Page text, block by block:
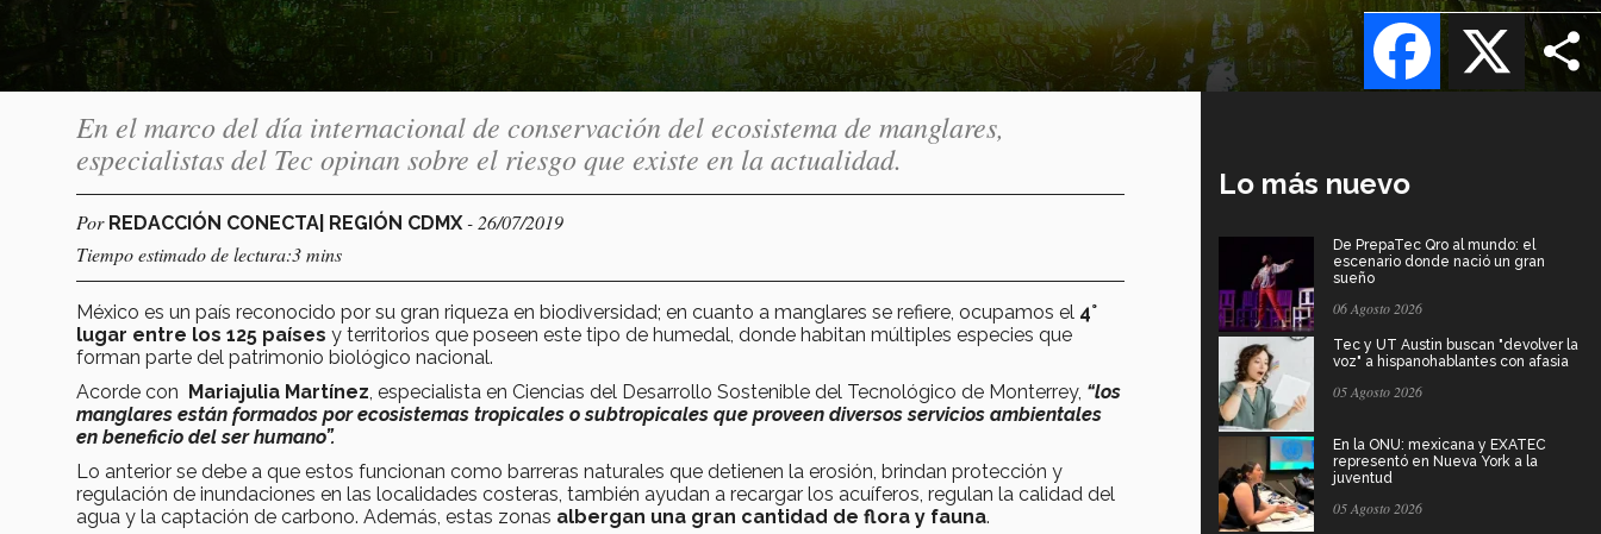
X
Facebook
En el marco del día internacional de conservación del ecosistema de manglares,
especialistas del Tec opinan sobre el riesgo que existe en la actualidad.
Por REDACCIÓN CONECTA| REGIÓN CDMX- 26/07/2019
Tiempo estimado de lectura:3 mins
México es un país reconocido por su gran riqueza en biodiversidad; en cuanto a manglares se refiere, ocupamos el 4°
lugar entre los 125 países y territorios que poseen este tipo de humedal, donde habitan múltiples especies que
forman parte del patrimonio biológico nacional.
Acorde con Mariajulia Martínez , especialista en Ciencias del Desarrollo Sostenible del Tecnológico de Monterrey, “los
manglares están formados por ecosistemas tropicales o subtropicales que proveen diversos servicios ambientales
en beneficio del ser humano”.
Lo anterior se debe a que estos funcionan como barreras naturales que detienen la erosión, brindan protección y
regulación de inundaciones en las localidades costeras, también ayudan a recargar los acuíferos, regulan la calidad del
agua y la captación de carbono. Además, estas zonas albergan una gran cantidad de flora y fauna.
Lo más nuevo
De PrepaTec Qro al mundo: el
escenario donde nació un gran
sueño
06 Agosto 2026
Tec y UT Austin buscan "devolver la
voz" a hispanohablantes con afasia
05 Agosto 2026
En la ONU: mexicana y EXATEC
representó en Nueva York a la
juventud
05 Agosto 2026